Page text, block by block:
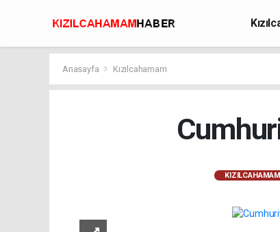
Anasayfa Kızılcahamam
KIZILCAHAMAM